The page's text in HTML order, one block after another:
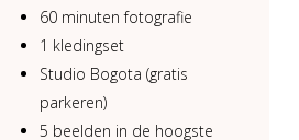
60 minuten fotografie
1 kledingset
Studio Bogota (gratis
parkeren)
5 beelden in de hoogste